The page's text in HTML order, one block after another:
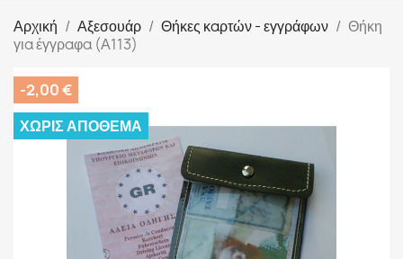
Αρχική Αξεσουάρ Θήκες καρτών - εγγράφων
Θήκη
για έγγραφα (Α113)
-2,00 €
ΧΩΡΊΣ ΑΠΌΘΕΜΑ